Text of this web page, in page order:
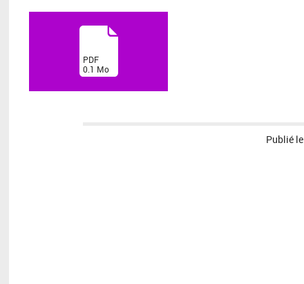
(PDF
0.1 Mo
)
Publié le